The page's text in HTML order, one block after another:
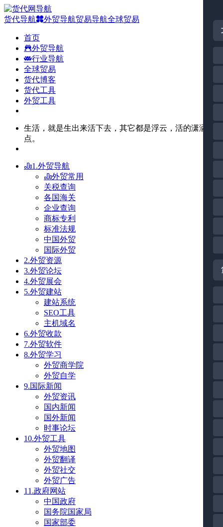
货代导航 外贸导航贸易导航全球贸易
首页
外贸导航
行业导航
全球贸易
货代博客
货代工具
外贸工具
生活，就是生出来活下去，其它都是浮云，活的潇洒一
点。
1.外贸导航
外贸常用
关税查询
各国海关
企业查询
商标专利
标准法规
中国外贸
国际外贸
2.外贸资源
3.外贸论坛
4.外贸展会
5.外贸建站
建站系统
SEO工具
主机域名
6.外贸收款
7.外贸软件
8.外贸学习
外贸商学院
外贸自学
9.国际新闻
外贸资讯
国内新闻
国外新闻
时事论坛
10.外贸工具
外贸地图
外贸翻译
外贸社交
外贸广告
11.政府网站
中国政府
国务院国家局
国家部委